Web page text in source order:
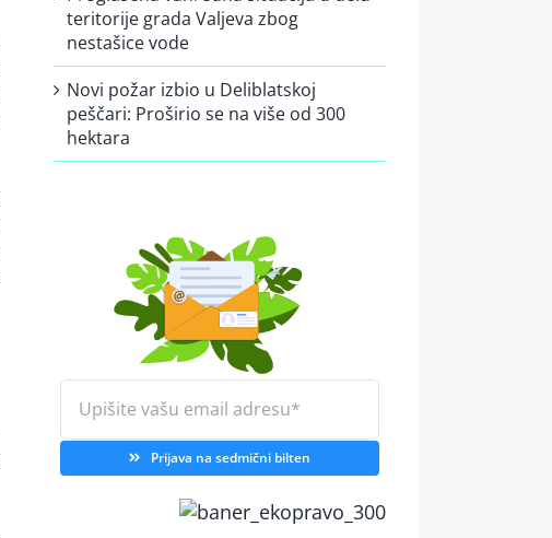
teritorije grada Valjeva zbog
nestašice vode
Novi požar izbio u Deliblatskoj
peščari: Proširio se na više od 300
hektara
Prijava na sedmični bilten